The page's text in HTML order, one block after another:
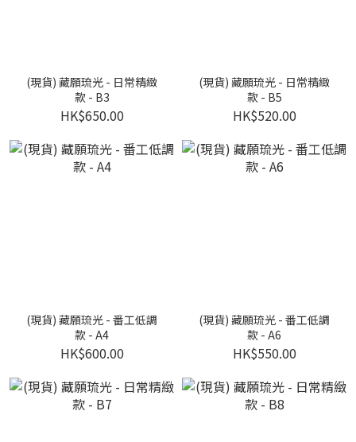
(現貨) 藏願琉光 - 日常精緻
款 - B3
HK$650.00
(現貨) 藏願琉光 - 日常精緻
款 - B5
HK$520.00
(現貨) 藏願琉光 - 番工低調
款 - A4
HK$600.00
(現貨) 藏願琉光 - 番工低調
款 - A6
HK$550.00